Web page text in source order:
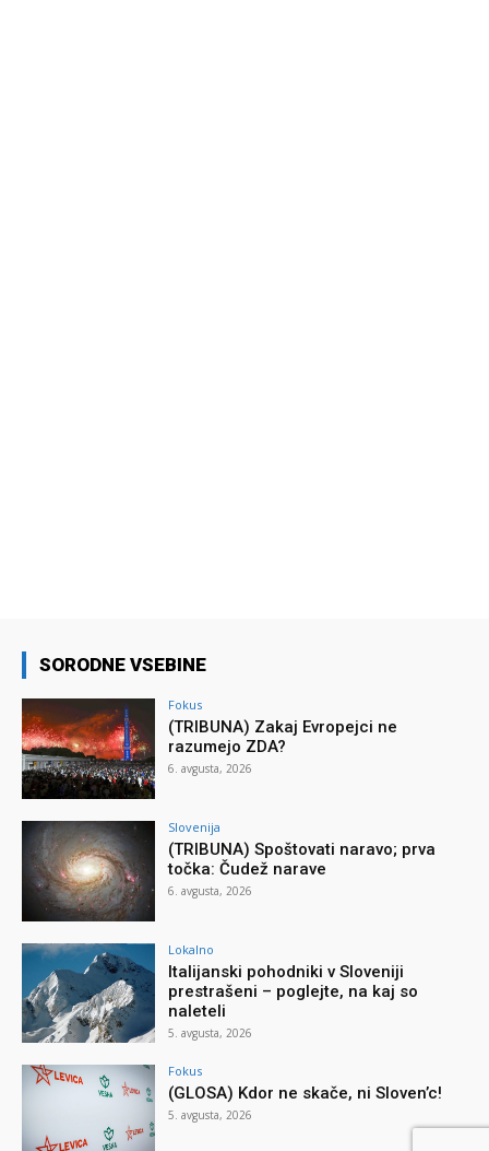
SORODNE VSEBINE
Fokus
(TRIBUNA) Zakaj Evropejci ne
razumejo ZDA?
6. avgusta, 2026
Slovenija
(TRIBUNA) Spoštovati naravo; prva
točka: Čudež narave
6. avgusta, 2026
Lokalno
Italijanski pohodniki v Sloveniji
prestrašeni – poglejte, na kaj so
naleteli
5. avgusta, 2026
Fokus
(GLOSA) Kdor ne skače, ni Sloven’c!
5. avgusta, 2026